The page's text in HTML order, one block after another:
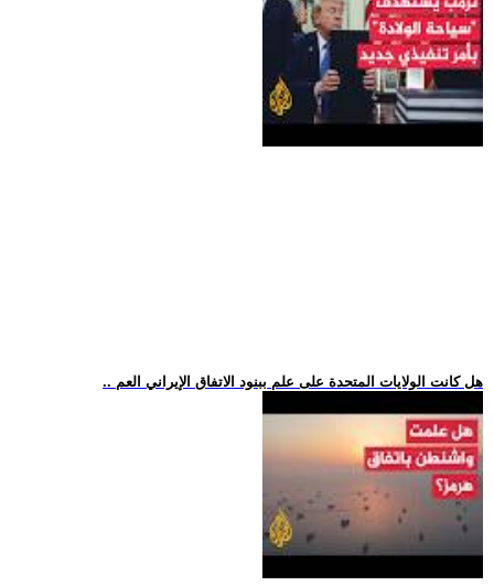
.. هل كانت الولايات المتحدة على علم ببنود الاتفاق الإيراني العم